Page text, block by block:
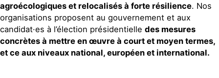
agroécologiques et relocalisés à forte résilience. Nos
organisations proposent au gouvernement et aux
candidat·es à l’élection présidentielle des mesures
concrètes à mettre en œuvre à court et moyen termes,
et ce aux niveaux national, européen et international.